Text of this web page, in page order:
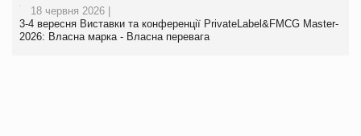
18 червня 2026 |
3-4 вересня Виставки та конференції PrivateLabel&FMCG Master-
2026: Власна марка - Власна перевага